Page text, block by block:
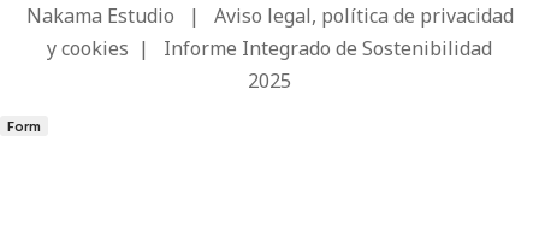
Nakama Estudio | Aviso legal, política de privacidad
y cookies | Informe Integrado de Sostenibilidad
2025
Form